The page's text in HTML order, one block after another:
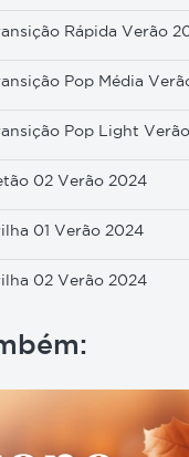
Rápida Verão
Pop Média
Pop Light
02 Verão 2024
01 Verão 2024
02 Verão 2024